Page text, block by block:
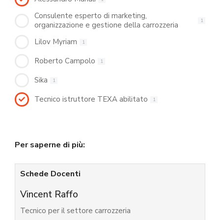
Consulente esperto di marketing,
organizzazione e gestione della carrozzeria
1
Lilov Myriam 1
Roberto Campolo 1
Sika 1
Tecnico istruttore TEXA abilitato 1
Per saperne di più:
Schede Docenti
Vincent Raffo
Tecnico per il settore carrozzeria